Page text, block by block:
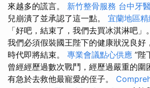
來越多的謊言。 新竹整骨服務 台中牙
兒崩潰了並承認了這一點。 宜蘭地區
「好吧，結束了，我們去買冰淇淋吧」
我們必須假裝國王陛下的健康狀況良好
時代即將結束。 專業會議點心供應 ”陛
曾經經歷過數次戰鬥，經歷過嚴重的圍
有急於去救他最寵愛的侄子。